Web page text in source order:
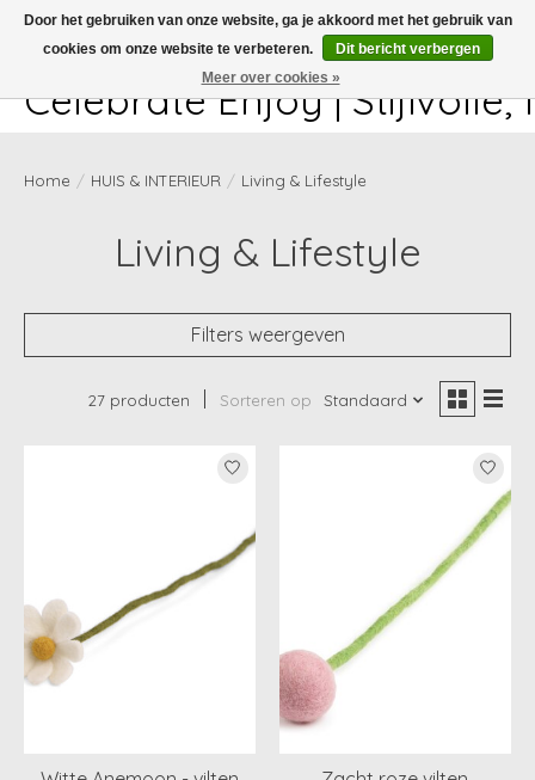
White-glove delivery available at checkout!
Celebrate Enjoy |
Home / HUIS & INTERIEUR / Living & Lifestyle
Living & Lifestyle
Filters weergeven
27 producten Sorteren op Standaard
Door het gebruiken van onze website, ga je akkoord met het gebruik van
cookies om onze website te verbeteren.
Dit bericht verbergen
Meer over cookies »